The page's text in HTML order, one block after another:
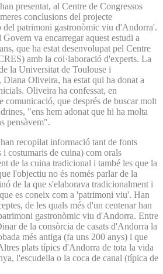
presentat, al Centre de Congressos
conclusions del projecte
patrimoni gastronòmic viu d'Andorra'.
va encarregar aquest estudi a
que ha estat desenvolupat pel Centre
amb la col·laboració d'experts. La
la Universitat de Toulouse i
Oliveira, ha estat qui ha donat a
Oliveira ha confessat, en
comunicació, que després de buscar molt
"ens hem adonat que hi ha molta
pensàvem".
recopilat informació tant de fonts
costumaris de cuina) com orals
de la cuina tradicional i també les que la
l'objectiu no és només parlar de la
de la que s'elaborava tradicionalment i
es coneix com a 'patrimoni viu'. Han
de les quals més d'un centenar han
gastronòmic viu d'Andorra. Entre
de la consòrcia de casats d'Andorra la
més antiga (fa uns 200 anys) i que
plats típics d'Andorra de tota la vida
l'escudella o la coca de canal (típica de